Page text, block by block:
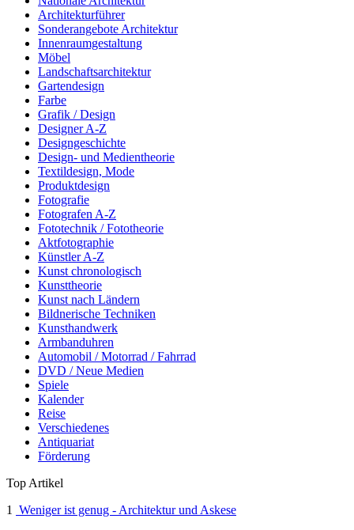
Architekturführer
Sonderangebote Architektur
Innenraumgestaltung
Möbel
Landschaftsarchitektur
Gartendesign
Farbe
Grafik / Design
Designer A-Z
Designgeschichte
Design- und Medientheorie
Textildesign, Mode
Produktdesign
Fotografie
Fotografen A-Z
Fototechnik / Fototheorie
Aktfotographie
Künstler A-Z
Kunst chronologisch
Kunsttheorie
Kunst nach Ländern
Bildnerische Techniken
Kunsthandwerk
Armbanduhren
Automobil / Motorrad / Fahrrad
DVD / Neue Medien
Spiele
Kalender
Reise
Verschiedenes
Antiquariat
Förderung
Top Artikel
1
Weniger ist genug - Architektur und Askese